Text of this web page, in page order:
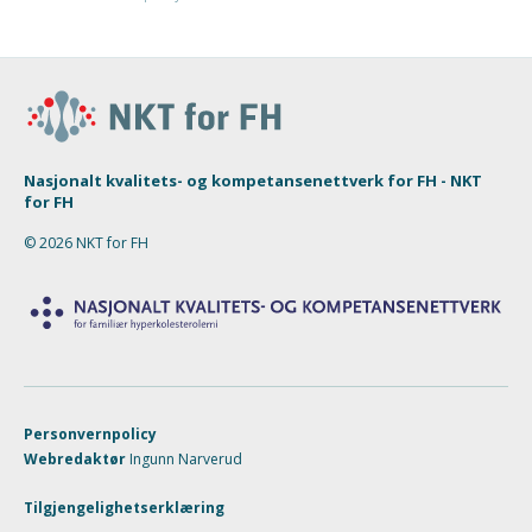
Nasjonalt kvalitets- og kompetansenettverk for FH - NKT
for FH
© 2026 NKT for FH
Personvernpolicy
Webredaktør Ingunn Narverud
Tilgjengelighetserklæring